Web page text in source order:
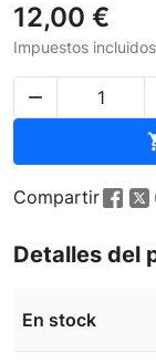
12,00 €
Impuestos incluidos

Compartir
Detalles del
En stock